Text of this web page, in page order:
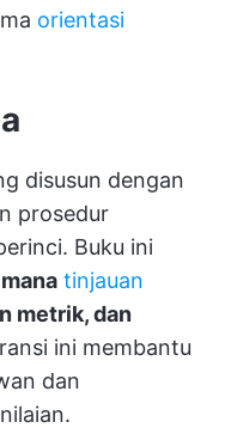
orientasi
disusun dengan
prosedur
Buku ini
tinjauan
metrik, dan
ini membantu
dan